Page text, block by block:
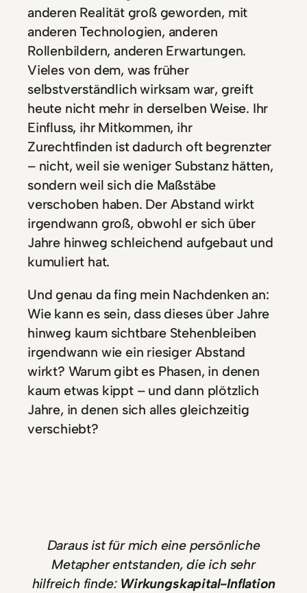
anderen Realität groß geworden, mit
anderen Technologien, anderen
Rollenbildern, anderen Erwartungen.
Vieles von dem, was früher
selbstverständlich wirksam war, greift
heute nicht mehr in derselben Weise. Ihr
Einfluss, ihr Mitkommen, ihr
Zurechtfinden ist dadurch oft begrenzter
– nicht, weil sie weniger Substanz hätten,
sondern weil sich die Maßstäbe
verschoben haben. Der Abstand wirkt
irgendwann groß, obwohl er sich über
Jahre hinweg schleichend aufgebaut und
kumuliert hat.
Und genau da fing mein Nachdenken an:
Wie kann es sein, dass dieses über Jahre
hinweg kaum sichtbare Stehenbleiben
irgendwann wie ein riesiger Abstand
wirkt? Warum gibt es Phasen, in denen
kaum etwas kippt – und dann plötzlich
Jahre, in denen sich alles gleichzeitig
verschiebt?
Daraus ist für mich eine persönliche
Metapher entstanden, die ich sehr
hilfreich finde: Wirkungskapital-Inflation